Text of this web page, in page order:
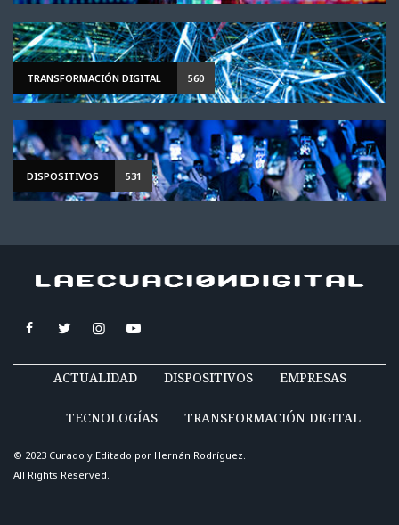
TRANSFORMACIÓN DIGITAL 560
DISPOSITIVOS 531
ACTUALIDAD DISPOSITIVOS EMPRESAS
TECNOLOGÍAS TRANSFORMACIÓN DIGITAL
© 2023 Curado y Editado por Hernán Rodríguez.
All Rights Reserved.